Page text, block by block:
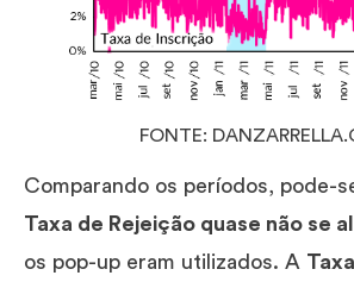
FONTE:
Comparando os períodos, pode-
Taxa de Rejeição quase não se
os pop-up eram utilizados. A